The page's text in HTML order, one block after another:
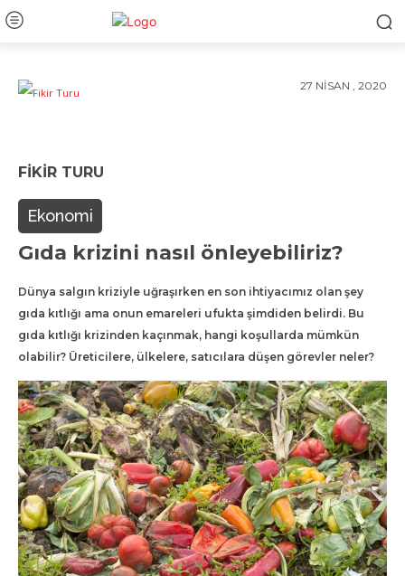
27 NISAN , 2020
FIKIR TURU
Ekonomi
Gıda krizini nasıl önleyebiliriz?
Dünya salgın kriziyle uğraşırken en son ihtiyacımız olan şey
gıda kıtlığı ama onun emareleri ufukta şimdiden belirdi. Bu
gıda kıtlığı krizinden kaçınmak, hangi koşullarda mümkün
olabilir? Üreticilere, ülkelere, satıcılara düşen görevler neler?